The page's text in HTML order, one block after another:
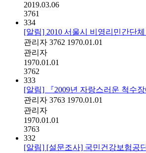
2019.03.06
3761
334
[알림] 2010 서울시 비영리민간단
관리자 3762 1970.01.01
관리자
1970.01.01
3762
333
[알림] 『2009년 자랑스러운 척수
관리자 3763 1970.01.01
관리자
1970.01.01
3763
332
[알림] [설문조사] 국민건강보험공